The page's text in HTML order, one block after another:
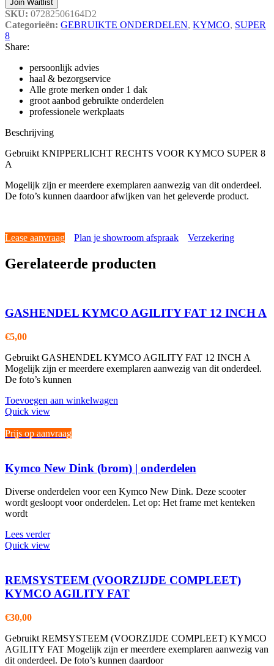
Join Waitlist
SKU: 07282506164D2
Categorieën: GEBRUIKTE ONDERDELEN, KYMCO, SUPER
8
Share:
persoonlijk advies
haal & bezorgservice
Alle grote merken onder 1 dak
groot aanbod gebruikte onderdelen
professionele werkplaats
Beschrijving
Gebruikt KNIPPERLICHT RECHTS VOOR KYMCO SUPER 8
A
Mogelijk zijn er meerdere exemplaren aanwezig van dit onderdeel.
De foto’s kunnen daardoor afwijken van het geleverde product.
Lease aanvraag Plan je showroom afspraak Verzekering
Gerelateerde producten
GASHENDEL KYMCO AGILITY FAT 12 INCH A
€5,00
Gebruikt GASHENDEL KYMCO AGILITY FAT 12 INCH A
Mogelijk zijn er meerdere exemplaren aanwezig van dit onderdeel.
De foto’s kunnen
Toevoegen aan winkelwagen
Quick view
Prijs op aanvraag
Kymco New Dink (brom) | onderdelen
Diverse onderdelen voor een Kymco New Dink. Deze scooter
wordt gesloopt voor onderdelen. Let op: Het frame met kenteken
wordt
Lees verder
Quick view
REMSYSTEEM (VOORZIJDE COMPLEET)
KYMCO AGILITY FAT
€30,00
Gebruikt REMSYSTEEM (VOORZIJDE COMPLEET) KYMCO
AGILITY FAT Mogelijk zijn er meerdere exemplaren aanwezig van
dit onderdeel. De foto’s kunnen daardoor